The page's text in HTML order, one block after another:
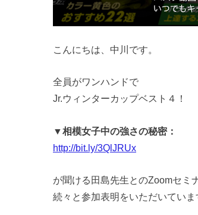
こんにちは、中川です。
全員がワンハンドで
Jr.ウィンターカップベスト４！
▼相模女子中の強さの秘密：
http://bit.ly/3QlJRUx
が聞ける田島先生とのZoomセミ
続々と参加表明をいただいていま